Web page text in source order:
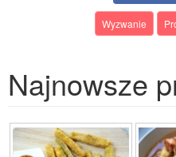
Wyzwanie
Najnowsze